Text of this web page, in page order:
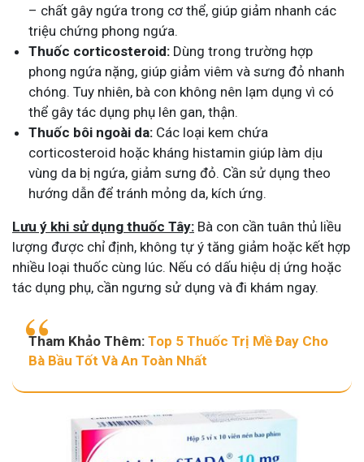
– chất gây ngứa trong cơ thể, giúp giảm nhanh các
triệu chứng phong ngứa.
Thuốc corticosteroid: Dùng trong trường hợp
phong ngứa nặng, giúp giảm viêm và sưng đỏ nhanh
chóng. Tuy nhiên, bà con không nên lạm dụng vì có
thể gây tác dụng phụ lên gan, thận.
Thuốc bôi ngoài da: Các loại kem chứa
corticosteroid hoặc kháng histamin giúp làm dịu
vùng da bị ngứa, giảm sưng đỏ. Cần sử dụng theo
hướng dẫn để tránh mỏng da, kích ứng.
Lưu ý khi sử dụng thuốc Tây: Bà con cần tuân thủ liều
lượng được chỉ định, không tự ý tăng giảm hoặc kết hợp
nhiều loại thuốc cùng lúc. Nếu có dấu hiệu dị ứng hoặc
tác dụng phụ, cần ngưng sử dụng và đi khám ngay​.
Tham Khảo Thêm: Top 5 Thuốc Trị Mề Đay Cho
Bà Bầu Tốt Và An Toàn Nhất